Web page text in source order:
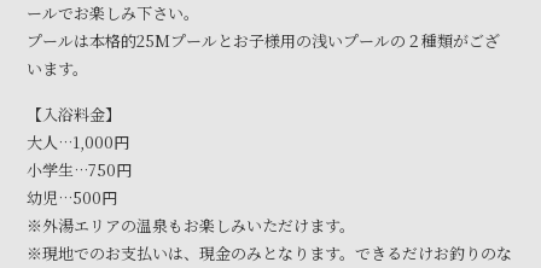
ールでお楽しみ下さい。
プールは本格的25Mプールとお子様用の浅いプールの２種類がござ
います。
【入浴料金】
大人…1,000円
小学生…750円
幼児…500円
※外湯エリアの温泉もお楽しみいただけます。
※現地でのお支払いは、現金のみとなります。できるだけお釣りのな